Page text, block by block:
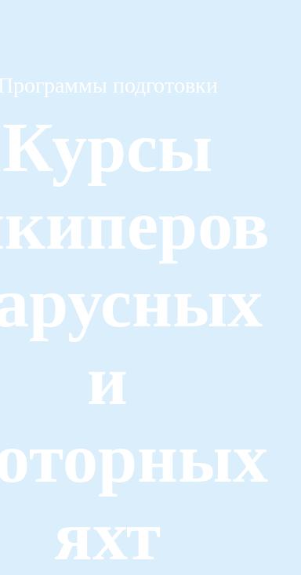
подготовки
Курсы
и
яхт